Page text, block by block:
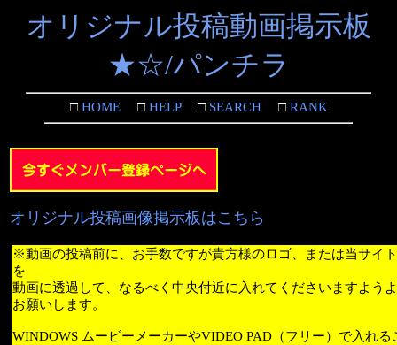
オリジナル投稿動画掲示板
★☆/パンチラ
□HOME□HELP□SEARCH□RANK
オリジナル投稿画像掲示板はこちら
※動画の投稿前に、お手数ですが貴方様のロゴ、または当サイ
を
動画に透過して、なるべく中央付近に入れてくださいますよう
お願いします。
WINDOWS ムービーメーカーやVIDEO PAD（フリー）で入れる